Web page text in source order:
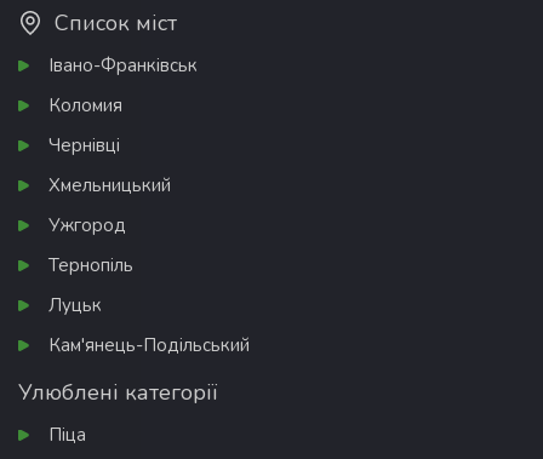
Список міст
Івано-Франківськ
Коломия
Чернівці
Хмельницький
Ужгород
Тернопіль
Луцьк
Кам'янець-Подільський
Улюблені категорії
Піца